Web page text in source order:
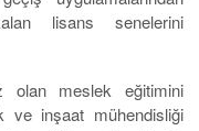
lisans senelerini
olan meslek eğitimini
ve inşaat mühendisliği